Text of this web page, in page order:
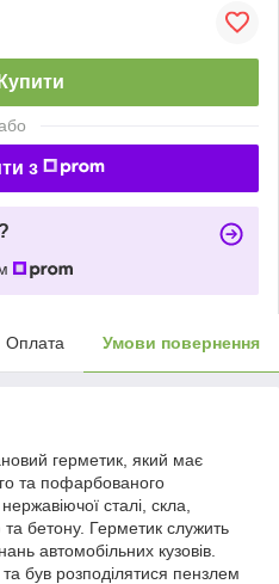
Купити
з
Оплата Умови повернення
герметик, який має
та пофарбованого
сталі, скла,
бетону. Герметик служить
автомобільних кузовів.
був розподілятися пензлем